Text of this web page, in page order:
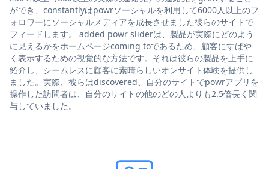
ができ、constantlyはpowrソーシャルを利用して6000人以上のフ
ォロワーにソーシャルメディアを成長させました彼らのサイトで
フィードします。 added powr sliderは、製品が実際にどのよう
に見えるかをホームページcoming toであるため、顧客にすばや
く表示するための視覚的な方法です。それは彼らの製品を上手に
紹介し、シームレスに顧客に素晴らしいオンサイト体験を提供し
ました。実際、彼らはdiscovered、自分のサイトでpowrアプリを
操作した訪問者は、自分のサイトの他のどの人よりも2.5倍長く関
与していました。